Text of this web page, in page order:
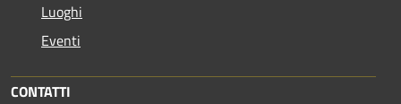
Luoghi
Eventi
CONTATTI